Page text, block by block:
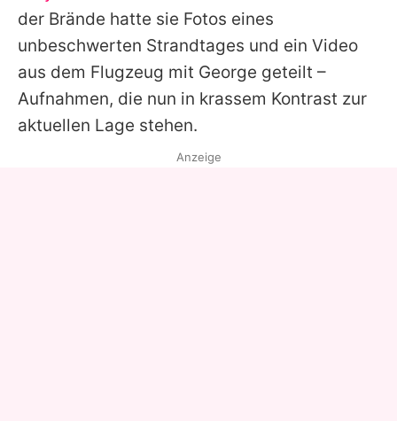
der Brände hatte sie Fotos eines
unbeschwerten Strandtages und ein Video
aus dem Flugzeug mit George geteilt –
Aufnahmen, die nun in krassem Kontrast zur
aktuellen Lage stehen.
Anzeige